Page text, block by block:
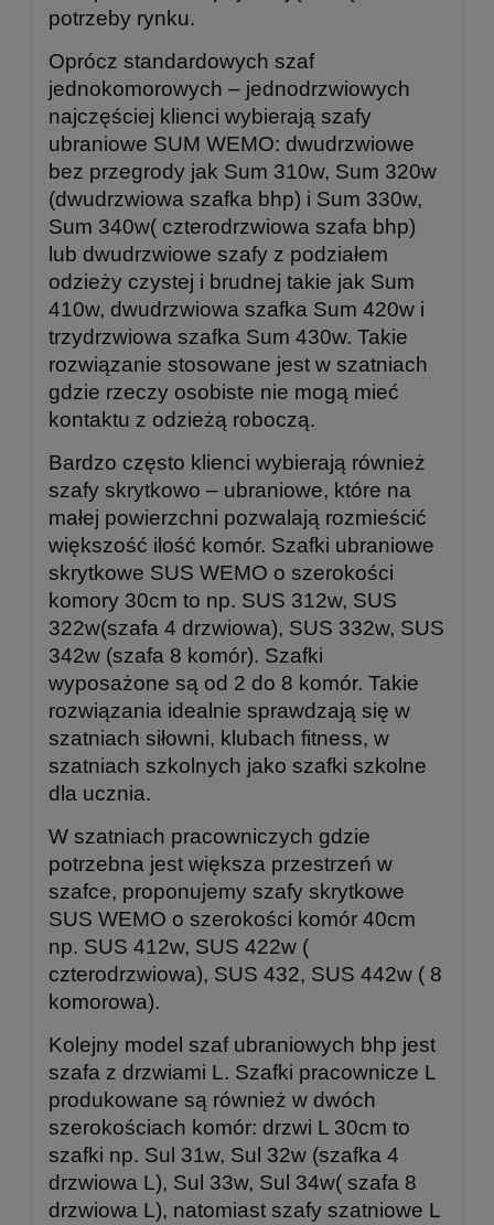
potrzeby rynku.
Oprócz standardowych szaf
jednokomorowych – jednodrzwiowych
najczęściej klienci wybierają szafy
ubraniowe SUM WEMO: dwudrzwiowe
bez przegrody jak Sum 310w, Sum 320w
(dwudrzwiowa szafka bhp) i Sum 330w,
Sum 340w( czterodrzwiowa szafa bhp)
lub dwudrzwiowe szafy z podziałem
odzieży czystej i brudnej takie jak Sum
410w, dwudrzwiowa szafka Sum 420w i
trzydrzwiowa szafka Sum 430w. Takie
rozwiązanie stosowane jest w szatniach
gdzie rzeczy osobiste nie mogą mieć
kontaktu z odzieżą roboczą.
Bardzo często klienci wybierają również
szafy skrytkowo – ubraniowe, które na
małej powierzchni pozwalają rozmieścić
większość ilość komór. Szafki ubraniowe
skrytkowe SUS WEMO o szerokości
komory 30cm to np. SUS 312w, SUS
322w(szafa 4 drzwiowa), SUS 332w, SUS
342w (szafa 8 komór). Szafki
wyposażone są od 2 do 8 komór. Takie
rozwiązania idealnie sprawdzają się w
szatniach siłowni, klubach fitness, w
szatniach szkolnych jako szafki szkolne
dla ucznia.
W szatniach pracowniczych gdzie
potrzebna jest większa przestrzeń w
szafce, proponujemy szafy skrytkowe
SUS WEMO o szerokości komór 40cm
np. SUS 412w, SUS 422w (
czterodrzwiowa), SUS 432, SUS 442w ( 8
komorowa).
Kolejny model szaf ubraniowych bhp jest
szafa z drzwiami L. Szafki pracownicze L
produkowane są również w dwóch
szerokościach komór: drzwi L 30cm to
szafki np. Sul 31w, Sul 32w (szafka 4
drzwiowa L), Sul 33w, Sul 34w( szafa 8
drzwiowa L), natomiast szafy szatniowe L